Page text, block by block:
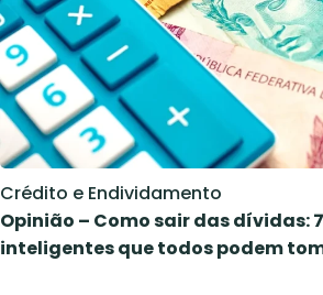
Crédito e Endividamento
Opinião – Como sair das dívidas:
inteligentes que todos podem